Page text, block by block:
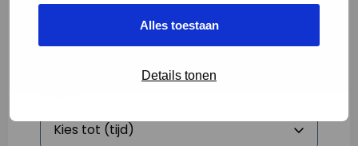
Alles toestaan
Details tonen
Starttijd*